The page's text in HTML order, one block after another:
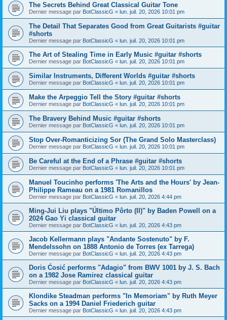
The Secrets Behind Great Classical Guitar Tone
Dernier message par BotClassicG « lun. juil. 20, 2026 10:01 pm
The Detail That Separates Good from Great Guitarists #guitar
#shorts
Dernier message par BotClassicG « lun. juil. 20, 2026 10:01 pm
The Art of Stealing Time in Early Music #guitar #shorts
Dernier message par BotClassicG « lun. juil. 20, 2026 10:01 pm
Similar Instruments, Different Worlds #guitar #shorts
Dernier message par BotClassicG « lun. juil. 20, 2026 10:01 pm
Make the Arpeggio Tell the Story #guitar #shorts
Dernier message par BotClassicG « lun. juil. 20, 2026 10:01 pm
The Bravery Behind Music #guitar #shorts
Dernier message par BotClassicG « lun. juil. 20, 2026 10:01 pm
Stop Over-Romanticizing Sor (The Grand Solo Masterclass)
Dernier message par BotClassicG « lun. juil. 20, 2026 10:01 pm
Be Careful at the End of a Phrase #guitar #shorts
Dernier message par BotClassicG « lun. juil. 20, 2026 10:01 pm
Manuel Toucinho performs 'The Arts and the Hours' by Jean-
Philippe Rameau on a 1981 Romanillos
Dernier message par BotClassicG « lun. juil. 20, 2026 4:44 pm
Ming-Jui Liu plays "Último Pôrto (II)" by Baden Powell on a
2024 Gao Yi classical guitar
Dernier message par BotClassicG « lun. juil. 20, 2026 4:43 pm
Jacob Kellermann plays "Andante Sostenuto" by F.
Mendelssohn on 1888 Antonio de Torres (ex Tarrega)
Dernier message par BotClassicG « lun. juil. 20, 2026 4:43 pm
Doris Ćosić performs "Adagio" from BWV 1001 by J. S. Bach
on a 1982 Jose Ramirez classical guitar
Dernier message par BotClassicG « lun. juil. 20, 2026 4:43 pm
Klondike Steadman performs "In Memoriam" by Ruth Meyer
Sacks on a 1994 Daniel Friederich guitar
Dernier message par BotClassicG « lun. juil. 20, 2026 4:43 pm